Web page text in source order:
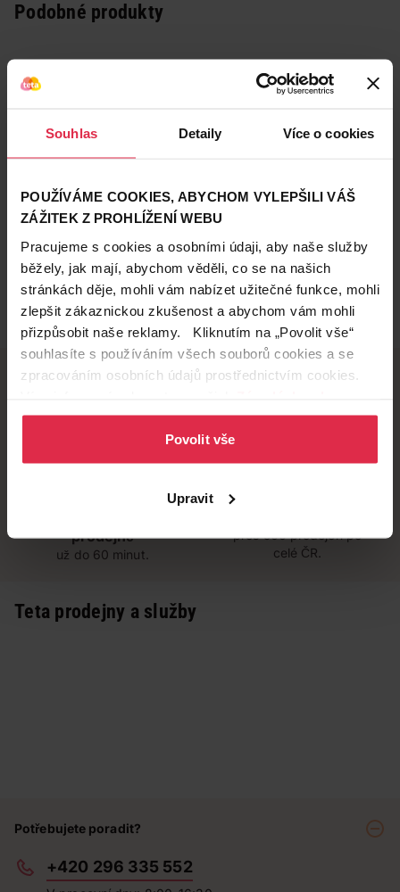
Souhlas Detaily Více o cookies
POUŽÍVÁME COOKIES, ABYCHOM VYLEPŠILI VÁŠ
ZÁŽITEK Z PROHLÍŽENÍ WEBU
Pracujeme s cookies a osobními údaji, aby naše služby
běžely, jak mají, abychom věděli, co se na našich
stránkách děje, mohli vám nabízet užitečné funkce, mohli
zlepšit zákaznickou zkušenost a abychom vám mohli
přizpůsobit naše reklamy. Kliknutím na „Povolit vše“
souhlasíte s používáním všech souborů cookies a se
zpracováním osobních údajů prostřednictvím cookies.
osobních údajů.
Povolit vše
Upravit
Podobné produkty
Doručení zdarma
při nákupu nad 1 200 Kč
Věrnostní slevy
ušetřete s Teta klubem
prodejně
už do 60 minut.
přes 500 prodejen po
celé ČR.
Teta prodejny a služby
Potřebujete poradit?
+420 296 335 552